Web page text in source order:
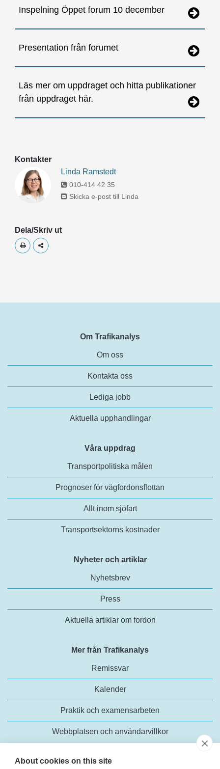
About cookies on this site
Inspelning Öppet forum 10 december
Presentation från forumet
Läs mer om uppdraget och hitta publikationer
från uppdraget här.
Kontakter
Linda Ramstedt
010-414 42 35
Skicka e-post till Linda
Dela/Skriv ut
Skriv utDela
Om Trafikanalys
Om oss
Kontakta oss
Lediga jobb
Aktuella upphandlingar
Våra uppdrag
Transportpolitiska målen
Prognoser för vägfordonsflottan
Allt inom sjöfart
Transportsektorns kostnader
Nyheter och artiklar
Nyhetsbrev
Press
Aktuella artiklar om fordon
Mer från Trafikanalys
Remissvar
Kalender
Praktik och examensarbeten
Webbplatsen och användarvillkor